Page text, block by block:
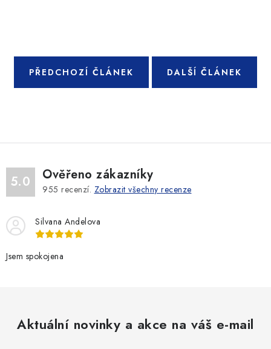
PŘEDCHOZÍ ČLÁNEK DALŠÍ ČLÁNEK
5.0 Ověřeno zákazníky
955 recenzí. Zobrazit všechny recenze
Silvana Andelova
Jsem spokojena
Aktuální novinky a akce na váš e-mail